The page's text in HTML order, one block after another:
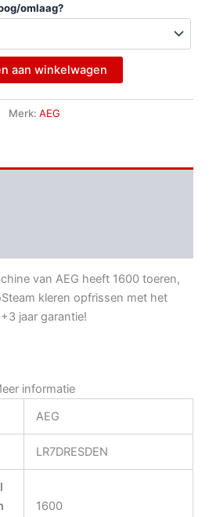
omlaag?
aan winkelwagen
Merk: AEG
van AEG heeft 1600 toeren,
kleren opfrissen met het
jaar garantie!
informatie
AEG
LR7DRESDEN
1600